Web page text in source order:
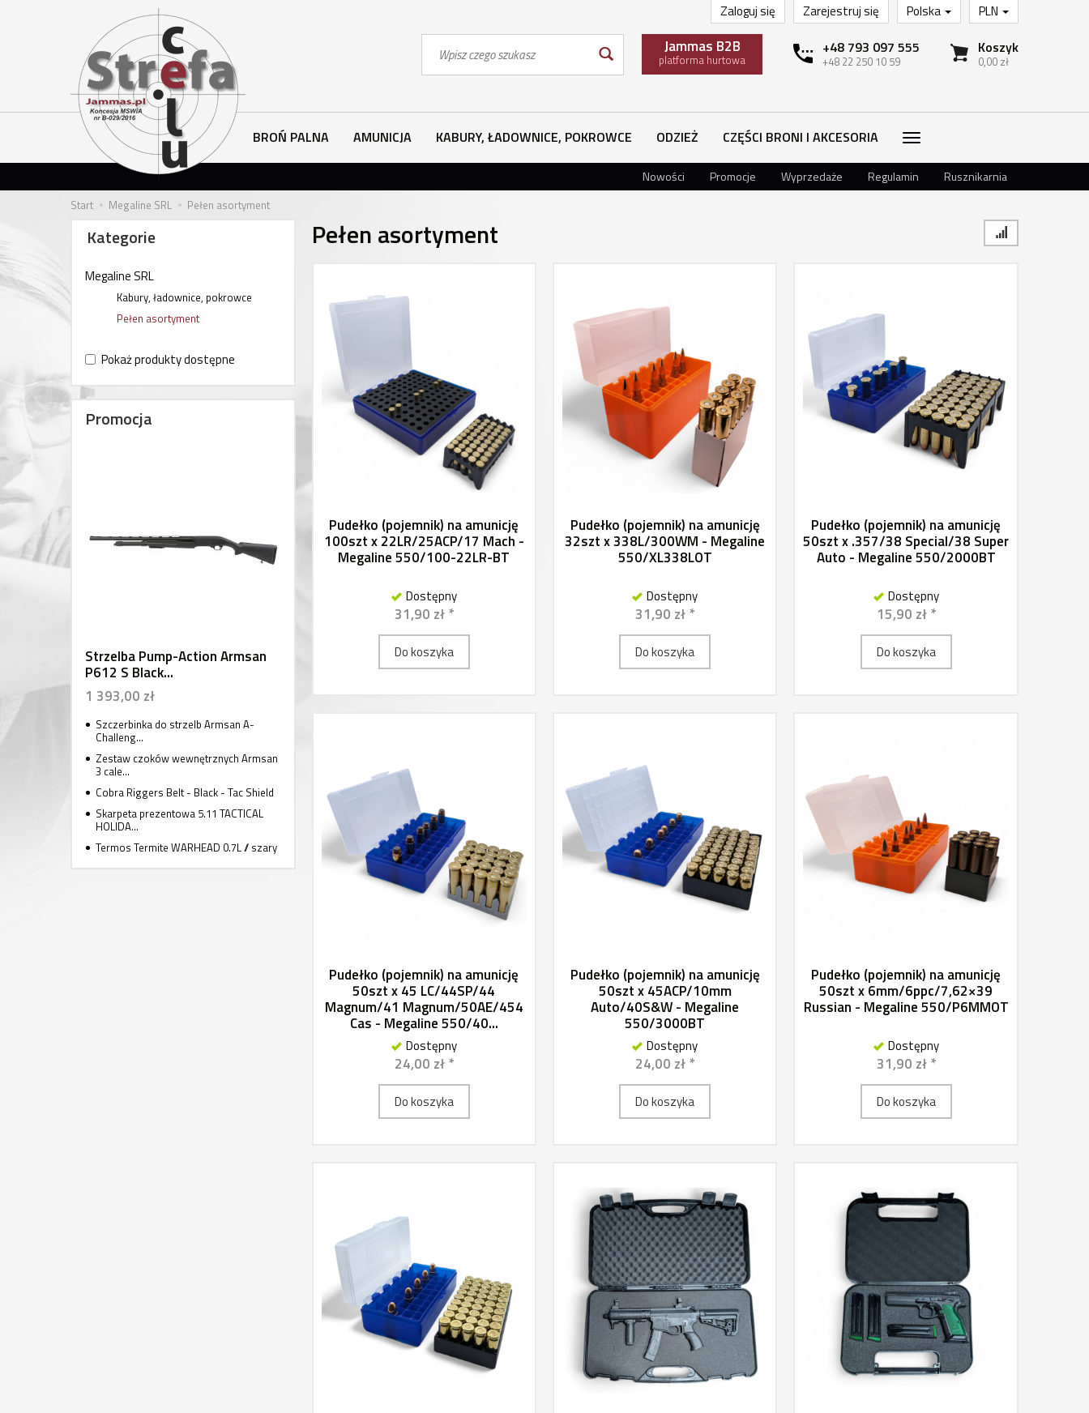
PLN
Polska
Zarejestruj się
Zaloguj się
Koszyk
0,00 zł
+48 793 097 555
+48 22 250 10 59
Jammas B2B
platforma hurtowa
BROŃ PALNA AMUNICJA KABURY, ŁADOWNICE, POKROWCE ODZIEŻ CZĘŚCI BRONI I AKCESORIA
Nowości Promocje Wyprzedaże Regulamin Rusznikarnia
Start Megaline SRL Pełen asortyment
Pełen asortyment
Pudełko (pojemnik) na amunicję
100szt x 22LR/25ACP/17 Mach -
Megaline 550/100-22LR-BT
Dostępny
31,90 zł *
Do koszyka
Pudełko (pojemnik) na amunicję
32szt x 338L/300WM - Megaline
550/XL338LOT
Dostępny
31,90 zł *
Do koszyka
Pudełko (pojemnik) na amunicję
50szt x .357/38 Special/38 Super
Auto - Megaline 550/2000BT
Dostępny
15,90 zł *
Do koszyka
Pudełko (pojemnik) na amunicję
50szt x 45 LC/44SP/44
Magnum/41 Magnum/50AE/454
Cas - Megaline 550/40...
Dostępny
24,00 zł *
Do koszyka
Pudełko (pojemnik) na amunicję
50szt x 45ACP/10mm
Auto/40S&W - Megaline
550/3000BT
Dostępny
24,00 zł *
Do koszyka
Pudełko (pojemnik) na amunicję
50szt x 6mm/6ppc/7,62×39
Russian - Megaline 550/P6MMOT
Dostępny
31,90 zł *
Do koszyka
Kategorie
Megaline SRL
Kabury, ładownice, pokrowce
Pełen asortyment
Pokaż produkty dostępne
Promocja
Strzelba Pump-Action Armsan
P612 S Black...
1 393,00 zł
Szczerbinka do strzelb Armsan A-
Challeng...
Zestaw czoków wewnętrznych Armsan
3 cale...
Cobra Riggers Belt - Black - Tac Shield
Skarpeta prezentowa 5.11 TACTICAL
HOLIDA...
Termos Termite WARHEAD 0.7L // szary